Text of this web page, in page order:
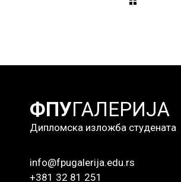
ФПУГАЛЕРИЈА
Дипломска изложба студената
info@fpugalerija.edu.rs
+381 32 81 251